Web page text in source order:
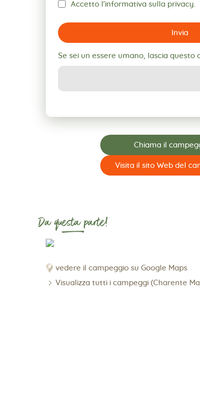
Accetto l'informativa sulla privacy.
Invia
Se sei un essere umano, lascia questo
Chiama il
Visita il sito Web del
Da questa parte!
vedere il campeggio su Google Maps
Visualizza tutti i campeggi (Charente